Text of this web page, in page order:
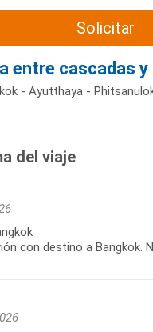
Solicitar
entre cascadas
- Ayutthaya -
del viaje
con destino a Bangkok.